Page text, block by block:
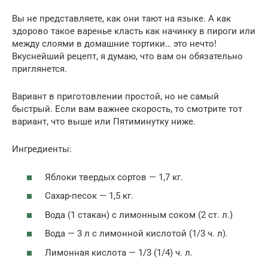
Вы не представляете, как они тают на языке. А как
здорово такое варенье класть как начинку в пироги или
между слоями в домашние тортики… это нечто!
Вкуснейший рецепт, я думаю, что вам он обязательно
приглянется.
Вариант в приготовлении простой, но не самый
быстрый. Если вам важнее скорость, то смотрите тот
вариант, что выше или Пятиминутку ниже.
Ингредиенты:
Яблоки твердых сортов — 1,7 кг.
Сахар-песок — 1,5 кг.
Вода (1 стакан) с лимонным соком (2 ст. л.)
Вода — 3 л с лимонной кислотой (1/3 ч. л).
Лимонная кислота — 1/3 (1/4) ч. л.